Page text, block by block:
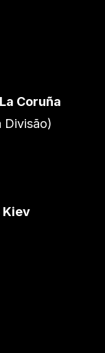
Coruña
Divisão)
Kiev